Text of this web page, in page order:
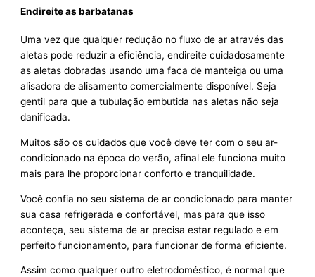
Endireite as barbatanas
Uma vez que qualquer redução no fluxo de ar através das
aletas pode reduzir a eficiência, endireite cuidadosamente
as aletas dobradas usando uma faca de manteiga ou uma
alisadora de alisamento comercialmente disponível. Seja
gentil para que a tubulação embutida nas aletas não seja
danificada.
Muitos são os cuidados que você deve ter com o seu ar-
condicionado na época do verão, afinal ele funciona muito
mais para lhe proporcionar conforto e tranquilidade.
Você confia no seu sistema de ar condicionado para manter
sua casa refrigerada e confortável, mas para que isso
aconteça, seu sistema de ar precisa estar regulado e em
perfeito funcionamento, para funcionar de forma eficiente.
Assim como qualquer outro eletrodoméstico, é normal que